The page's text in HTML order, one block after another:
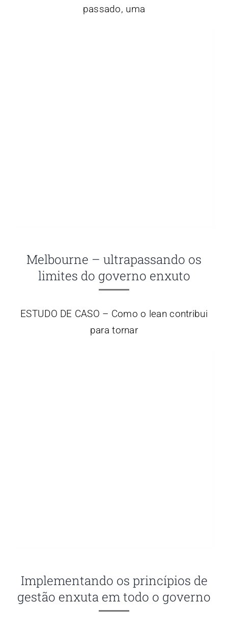
passado, uma
Melbourne – ultrapassando os
limites do governo enxuto
ESTUDO DE CASO – Como o lean contribui
para tornar
Implementando os princípios de
gestão enxuta em todo o governo